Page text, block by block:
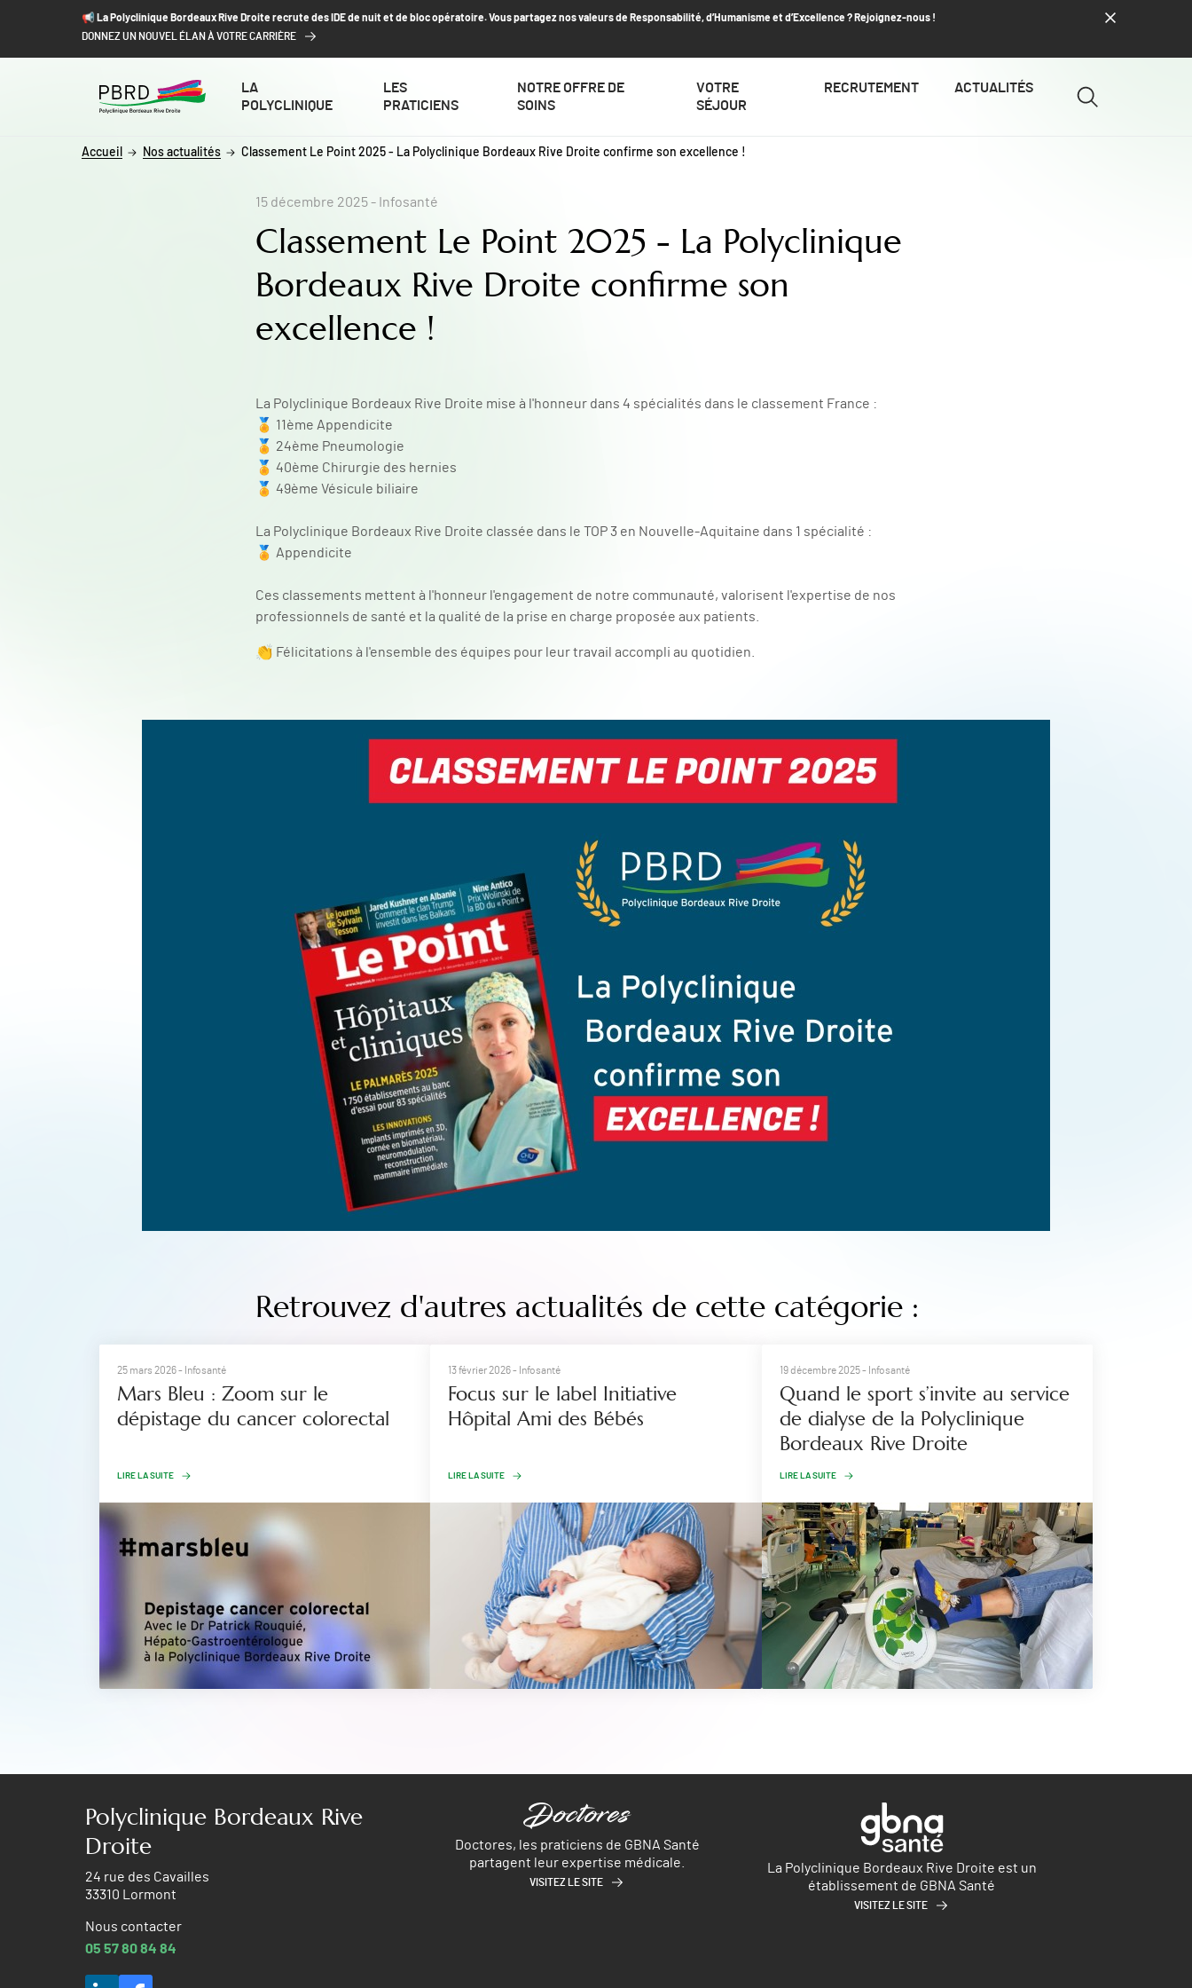
ALLER AU CONTENU
ALLER À LA RECHERCHE
📢​ La Polyclinique Bordeaux Rive Droite recrute des IDE de nuit et de bloc opératoire. Vous partagez nos valeurs de Responsabilité, d’Humanisme et d’Excellence ? Rejoignez-nous !
DONNEZ UN NOUVEL ÉLAN À VOTRE CARRIÈRE
LA
POLYCLINIQUE
LES
PRATICIENS
NOTRE OFFRE DE
SOINS
VOTRE
SÉJOUR
RECRUTEMENT ACTUALITÉS
Accueil Nos actualités Classement Le Point 2025 - La Polyclinique Bordeaux Rive Droite confirme son excellence !
15 décembre 2025- Infosanté
Classement Le Point 2025 - La Polyclinique
Bordeaux Rive Droite confirme son
excellence !
La Polyclinique Bordeaux Rive Droite mise à l'honneur dans 4 spécialités dans le classement France :
🏅 11ème Appendicite
🏅 24ème Pneumologie
🏅 40ème Chirurgie des hernies
🏅 49ème Vésicule biliaire
La Polyclinique Bordeaux Rive Droite classée dans le TOP 3 en Nouvelle-Aquitaine dans 1 spécialité :
🏅 Appendicite
Ces classements mettent à l'honneur l'engagement de notre communauté, valorisent l'expertise de nos
professionnels de santé et la qualité de la prise en charge proposée aux patients.
👏 Félicitations à l'ensemble des équipes pour leur travail accompli au quotidien.
Retrouvez d'autres actualités de cette catégorie :
25 mars 2026- Infosanté
Mars Bleu : Zoom sur le
dépistage du cancer colorectal
LIRE LA SUITE
13 février 2026- Infosanté
Focus sur le label Initiative
Hôpital Ami des Bébés
LIRE LA SUITE
19 décembre 2025- Infosanté
Quand le sport s’invite au service
de dialyse de la Polyclinique
Bordeaux Rive Droite
LIRE LA SUITE
Polyclinique Bordeaux Rive
Droite
24 rue des Cavailles
33310 Lormont
Nous contacter
05 57 80 84 84
Doctores, les praticiens de GBNA Santé
partagent leur expertise médicale.
VISITEZ LE SITE
La Polyclinique Bordeaux Rive Droite est un
établissement de GBNA Santé
VISITEZ LE SITE